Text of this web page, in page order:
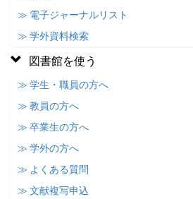
≫ 電子ジャーナルリスト
≫ 学外資料検索
図書館を使う
≫ 学生・職員の方へ
≫ 教員の方へ
≫ 卒業生の方へ
≫ 学外の方へ
≫ よくある質問
≫ 文献複写申込